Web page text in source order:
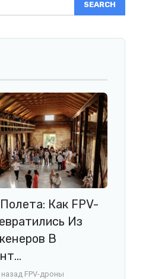
Как FPV-
Из
В
FPV-дроны